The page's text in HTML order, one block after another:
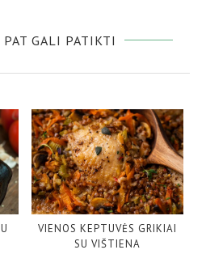
PAT GALI PATIKTI
VIENOS KEPTUVĖS GRIKIAI
SU VIŠTIENA